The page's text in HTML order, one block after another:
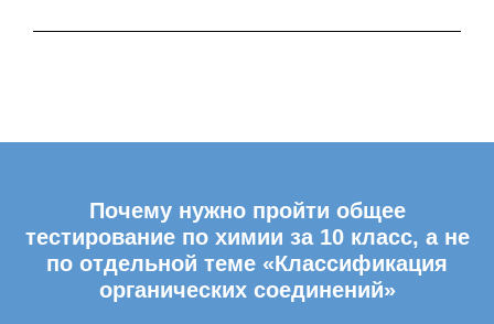
Почему нужно пройти общее
тестирование по химии за 10 класс, а не
по отдельной теме «Классификация
органических соединений»